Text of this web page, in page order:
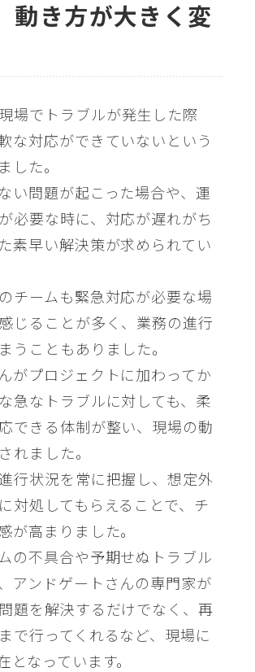
動き方が大きく変
場でトラブルが発生した際
な対応ができていないという
した。
い問題が起こった場合や、運
必要な時に、対応が遅れがち
素早い解決策が求められてい
チームも緊急対応が必要な場
じることが多く、業務の進行
うこともありました。
がプロジェクトに加わってか
急なトラブルに対しても、柔
できる体制が整い、現場の動
れました。
行状況を常に把握し、想定外
対処してもらえることで、チ
が高まりました。
の不具合や予期せぬトラブル
アンドゲートさんの専門家が
題を解決するだけでなく、再
で行ってくれるなど、現場に
となっています。